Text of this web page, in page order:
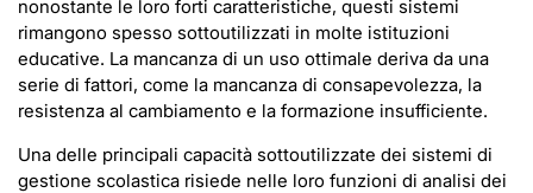
nonostante le loro forti caratteristiche, questi sistemi
rimangono spesso sottoutilizzati in molte istituzioni
educative. La mancanza di un uso ottimale deriva da una
serie di fattori, come la mancanza di consapevolezza, la
resistenza al cambiamento e la formazione insufficiente.
Una delle principali capacità sottoutilizzate dei sistemi di
gestione scolastica risiede nelle loro funzioni di analisi dei